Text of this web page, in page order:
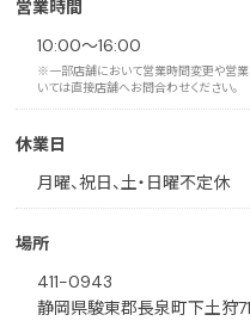
営業時間
10:00～16:00
※一部店舗において営業時間変更や営業
いては直接店舗へお問合わせください。
休業日
月曜、祝日、土・日曜不定休
場所
411-0943
静岡県駿東郡長泉町下土狩